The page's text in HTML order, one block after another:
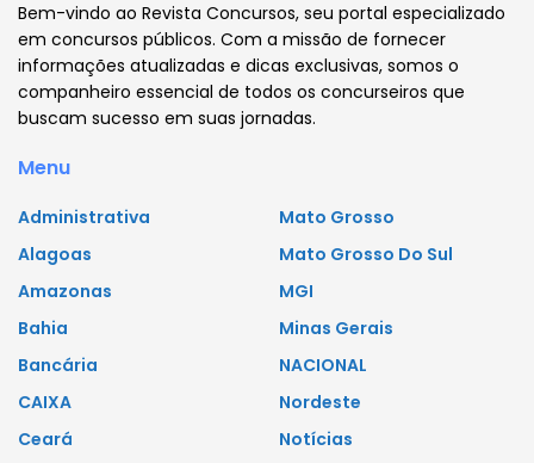
Bem-vindo ao Revista Concursos, seu portal especializado
em concursos públicos. Com a missão de fornecer
informações atualizadas e dicas exclusivas, somos o
companheiro essencial de todos os concurseiros que
buscam sucesso em suas jornadas.
Menu
Administrativa
Alagoas
Amazonas
Bahia
Bancária
CAIXA
Ceará
Mato Grosso
Mato Grosso Do Sul
MGI
Minas Gerais
NACIONAL
Nordeste
Notícias